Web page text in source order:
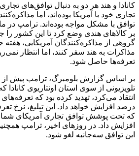
کانادا و هند هر دو به دنبال توافق‌های
تجاری خود با آمریکا بوده‌اند، اما
بر کالاهای هندی وضع کرد تا این کشور را
گروهی از مذاکره‌کنندگان آمریکایی، هفته
مذاکرات به هند سفر کنند، اما انتظار
تعرفه‌ها حاصل شود.
بر اساس گزارش بلومبرگ، ترامپ پیش از
تلویزیونی از سوی استان اونتاریوی کانادا
درصد افزایش خواهد داد. این تبلیغ، نرخ
افزایش ‌داد. در روزهای اخیر، ترامپ
این توافق سه‌جانبه لغو شود.